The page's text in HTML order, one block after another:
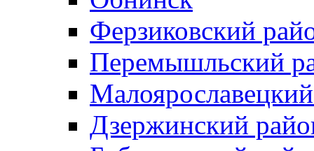
Ферзиковский
Перемышльский
Дзержинский